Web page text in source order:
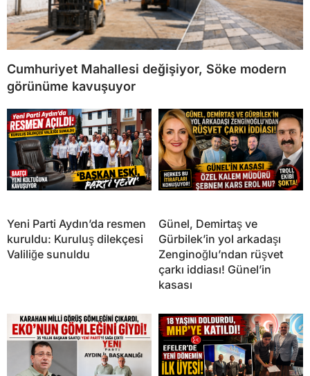
Cumhuriyet Mahallesi değişiyor, Söke modern
görünüme kavuşuyor
Yeni Parti Aydın’da resmen
kuruldu: Kuruluş dilekçesi
Valiliğe sunuldu
Günel, Demirtaş ve
Gürbilek’in yol arkadaşı
Zenginoğlu’ndan rüşvet
çarkı iddiası! Günel’in
kasası